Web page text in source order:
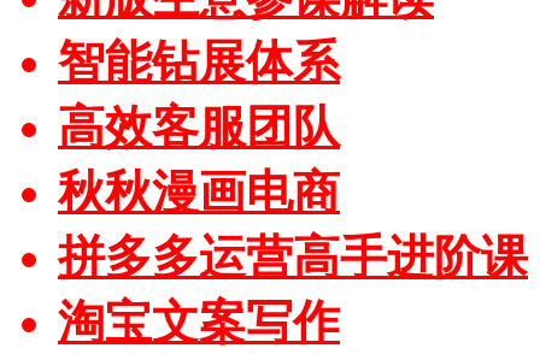
智能钻展体系
高效客服团队
秋秋漫画电商
拼多多运营高手进阶课
淘宝文案写作